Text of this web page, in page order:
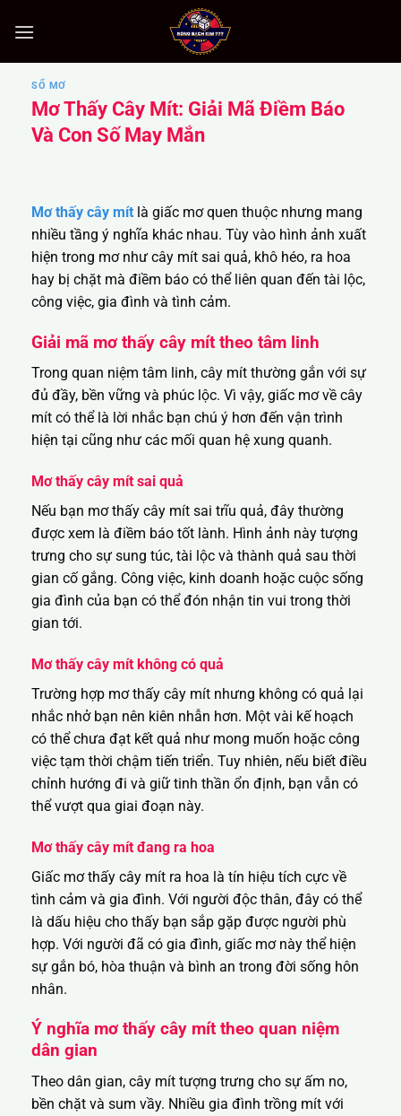
qua
SỔ MƠ
Mơ Thấy Cây Mít: Giải Mã Điềm Báo
Và Con Số May Mắn
Mơ thấy cây mít là giấc mơ quen thuộc nhưng mang
nhiều tầng ý nghĩa khác nhau. Tùy vào hình ảnh xuất
hiện trong mơ như cây mít sai quả, khô héo, ra hoa
hay bị chặt mà điềm báo có thể liên quan đến tài lộc,
công việc, gia đình và tình cảm.
Giải mã mơ thấy cây mít theo tâm linh
Trong quan niệm tâm linh, cây mít thường gắn với sự
đủ đầy, bền vững và phúc lộc. Vì vậy, giấc mơ về cây
mít có thể là lời nhắc bạn chú ý hơn đến vận trình
hiện tại cũng như các mối quan hệ xung quanh.
Mơ thấy cây mít sai quả
Nếu bạn mơ thấy cây mít sai trĩu quả, đây thường
được xem là điềm báo tốt lành. Hình ảnh này tượng
trưng cho sự sung túc, tài lộc và thành quả sau thời
gian cố gắng. Công việc, kinh doanh hoặc cuộc sống
gia đình của bạn có thể đón nhận tin vui trong thời
gian tới.
Mơ thấy cây mít không có quả
Trường hợp mơ thấy cây mít nhưng không có quả lại
nhắc nhở bạn nên kiên nhẫn hơn. Một vài kế hoạch
có thể chưa đạt kết quả như mong muốn hoặc công
việc tạm thời chậm tiến triển. Tuy nhiên, nếu biết điều
chỉnh hướng đi và giữ tinh thần ổn định, bạn vẫn có
thể vượt qua giai đoạn này.
Mơ thấy cây mít đang ra hoa
Giấc mơ thấy cây mít ra hoa là tín hiệu tích cực về
tình cảm và gia đình. Với người độc thân, đây có thể
là dấu hiệu cho thấy bạn sắp gặp được người phù
hợp. Với người đã có gia đình, giấc mơ này thể hiện
sự gắn bó, hòa thuận và bình an trong đời sống hôn
nhân.
Ý nghĩa mơ thấy cây mít theo quan niệm
dân gian
Theo dân gian, cây mít tượng trưng cho sự ấm no,
bền chặt và sum vầy. Nhiều gia đình trồng mít với